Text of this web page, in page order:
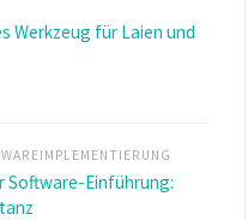
Werkzeug für Laien und
Software-Einführung: